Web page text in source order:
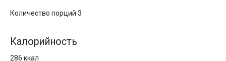
Количество порций 3
Калорийность
286 ккал